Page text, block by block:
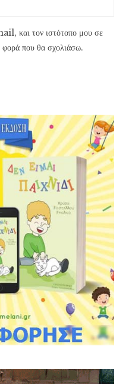
και τον ιστότοπο μου σε
φορά που θα σχολιάσω.